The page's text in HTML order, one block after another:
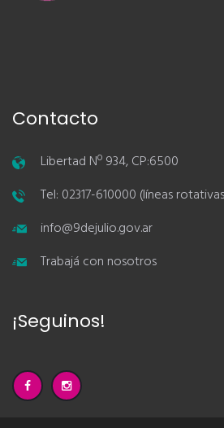
Contacto
Libertad Nº 934, CP:6500
Tel: 02317-610000 (líneas
info@9dejulio.gov.ar
Trabajá con nosotros
¡Seguinos!